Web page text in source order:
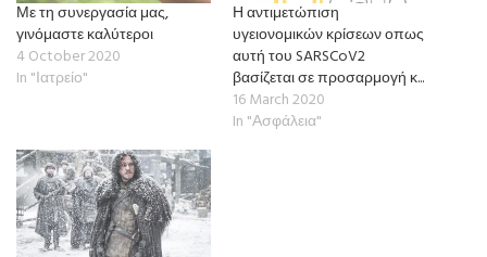
Με τη συνεργασία μας,
γινόμαστε καλύτεροι
4 October 2020
In "Ιατρείο"
Η αντιμετώπιση
υγειονομικών κρίσεων οπως
αυτή του SARSCoV2
βασίζεται σε προσαρμογή κ...
16 March 2020
In "Ασφάλεια"